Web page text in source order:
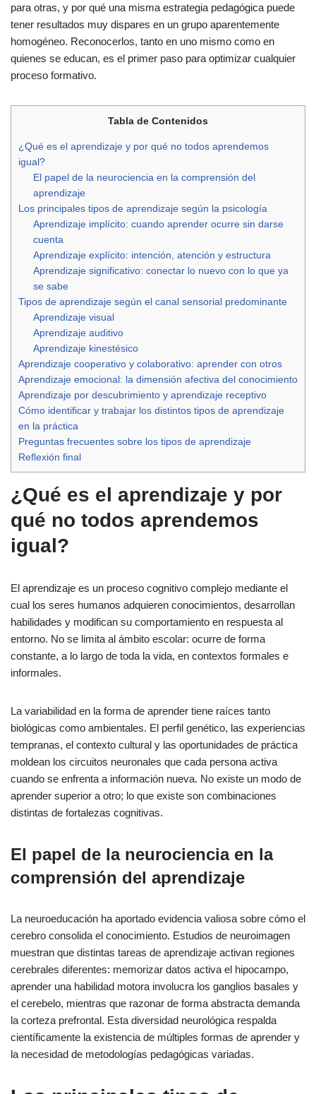
para otras, y por qué una misma estrategia pedagógica puede
tener resultados muy dispares en un grupo aparentemente
homogéneo. Reconocerlos, tanto en uno mismo como en
quienes se educan, es el primer paso para optimizar cualquier
proceso formativo.
Tabla de Contenidos
¿Qué es el aprendizaje y por qué no todos aprendemos
igual?
El papel de la neurociencia en la comprensión del
aprendizaje
Los principales tipos de aprendizaje según la psicología
Aprendizaje implícito: cuando aprender ocurre sin darse
cuenta
Aprendizaje explícito: intención, atención y estructura
Aprendizaje significativo: conectar lo nuevo con lo que ya
se sabe
Tipos de aprendizaje según el canal sensorial predominante
Aprendizaje visual
Aprendizaje auditivo
Aprendizaje kinestésico
Aprendizaje cooperativo y colaborativo: aprender con otros
Aprendizaje emocional: la dimensión afectiva del conocimiento
Aprendizaje por descubrimiento y aprendizaje receptivo
Cómo identificar y trabajar los distintos tipos de aprendizaje
en la práctica
Preguntas frecuentes sobre los tipos de aprendizaje
Reflexión final
¿Qué es el aprendizaje y por
qué no todos aprendemos
igual?
El aprendizaje es un proceso cognitivo complejo mediante el
cual los seres humanos adquieren conocimientos, desarrollan
habilidades y modifican su comportamiento en respuesta al
entorno. No se limita al ámbito escolar: ocurre de forma
constante, a lo largo de toda la vida, en contextos formales e
informales.
La variabilidad en la forma de aprender tiene raíces tanto
biológicas como ambientales. El perfil genético, las experiencias
tempranas, el contexto cultural y las oportunidades de práctica
moldean los circuitos neuronales que cada persona activa
cuando se enfrenta a información nueva. No existe un modo de
aprender superior a otro; lo que existe son combinaciones
distintas de fortalezas cognitivas.
El papel de la neurociencia en la
comprensión del aprendizaje
La neuroeducación ha aportado evidencia valiosa sobre cómo el
cerebro consolida el conocimiento. Estudios de neuroimagen
muestran que distintas tareas de aprendizaje activan regiones
cerebrales diferentes: memorizar datos activa el hipocampo,
aprender una habilidad motora involucra los ganglios basales y
el cerebelo, mientras que razonar de forma abstracta demanda
la corteza prefrontal. Esta diversidad neurológica respalda
científicamente la existencia de múltiples formas de aprender y
la necesidad de metodologías pedagógicas variadas.